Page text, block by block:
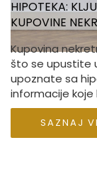
HIPOTEKA:
KUPOVINE
Kupovina
što se upustite
upoznate sa
informacije koje
SAZNAJ